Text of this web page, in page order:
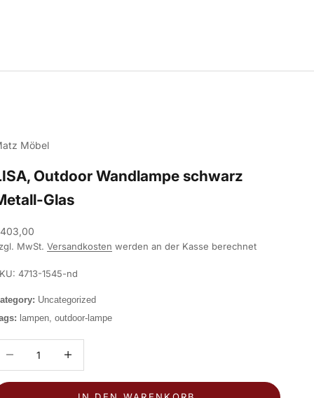
Möbel
Outdoor Wandlampe schwarz
Glas
MwSt.Versandkosten werden an der Kasse berechnet
4713-1545-nd
Uncategorized
lampen, outdoor-lampe